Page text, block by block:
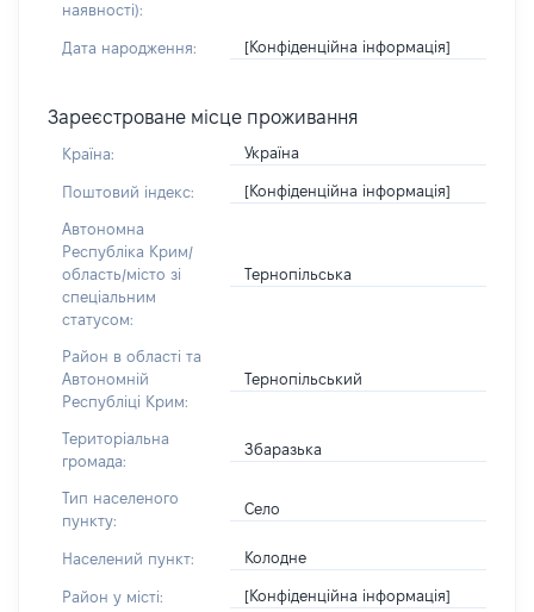
наявності):
Дата народження: [Конфіденційна інформація]
Зареєстроване місце проживання
Країна: Україна
Поштовий індекс: [Конфіденційна інформація]
Автономна
Республіка Крим/
область/місто зі
спеціальним
статусом:
Тернопільська
Район в області та
Автономній
Республіці Крим:
Тернопільський
Територіальна
громада:
Збаразька
Тип населеного
пункту:
Село
Населений пункт: Колодне
Район у місті: [Конфіденційна інформація]